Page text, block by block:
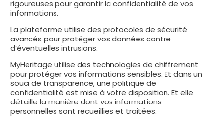
rigoureuses pour garantir la confidentialité de vos
informations.
La plateforme utilise des protocoles de sécurité
avancés pour protéger vos données contre
d’éventuelles intrusions.
MyHeritage utilise des technologies de chiffrement
pour protéger vos informations sensibles. Et dans un
souci de transparence, une politique de
confidentialité est mise à votre disposition. Et elle
détaille la manière dont vos informations
personnelles sont recueillies et traitées.